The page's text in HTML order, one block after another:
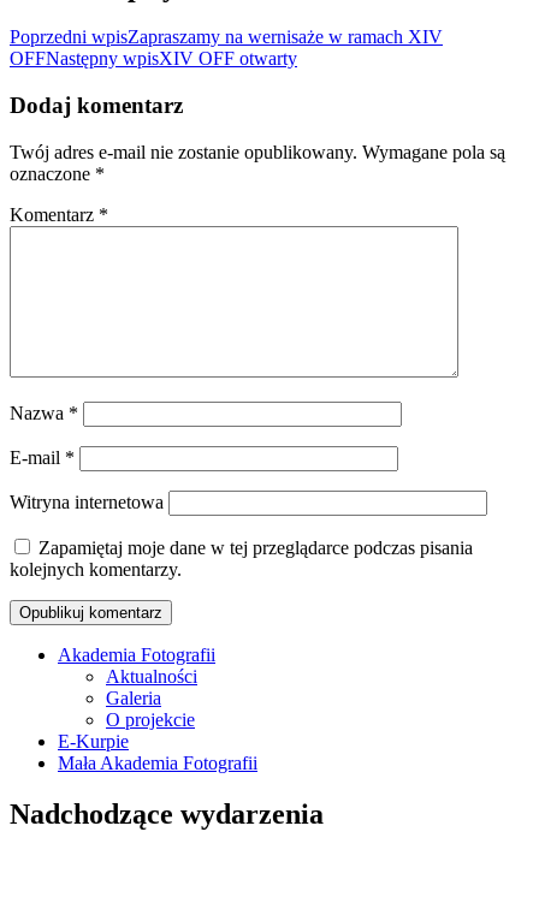
Poprzedni wpisZapraszamy na wernisaże w ramach XIV
OFFNastępny wpisXIV OFF otwarty
Dodaj komentarz
Twój adres e-mail nie zostanie opublikowany. Wymagane pola są
oznaczone *
Komentarz *
Nazwa *
E-mail *
Witryna internetowa
Zapamiętaj moje dane w tej przeglądarce podczas pisania
kolejnych komentarzy.
Oficjalna strona internetowa
Ostrołęckiego Towarzystwa
Fotograficznego
Akademia Fotografii
Aktualności
Galeria
O projekcie
E-Kurpie
Mała Akademia Fotografii
Nadchodzące wydarzenia